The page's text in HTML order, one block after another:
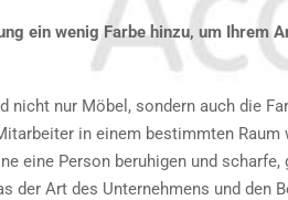
ein wenig Farbe hinzu, um Ihrem
nicht nur Möbel, sondern auch die
in einem bestimmten
eine Person beruhigen und
der Art des Unternehmens und den